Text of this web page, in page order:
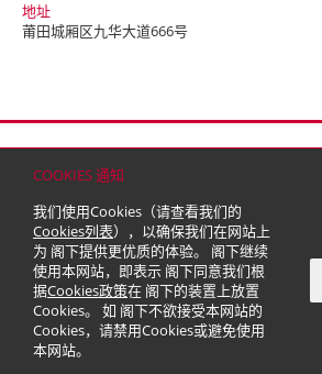
COOKIES 通知
我们使用Cookies（请查看我们的
Cookies列表），以确保我们在网站上
为 阁下提供更优质的体验。 阁下继续
使用本网站，即表示 阁下同意我们根
据Cookies政策在 阁下的装置上放置
Cookies。 如 阁下不欲接受本网站的
Cookies，请禁用Cookies或避免使用
本网站。
地址
莆田城厢区九华大道666号
© 2026 嘉里建设有限公司 (于百慕达注册成立之有限公司)